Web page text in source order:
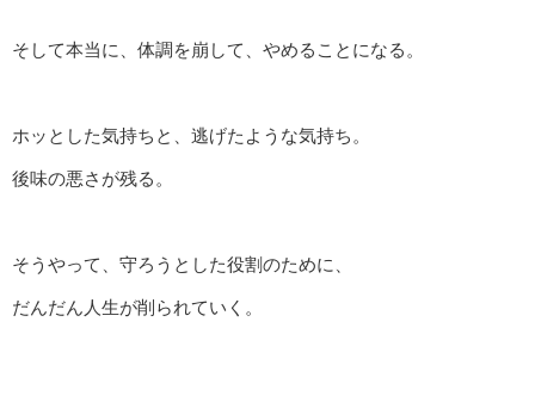
そして本当に、体調を崩して、やめることになる。
ホッとした気持ちと、逃げたような気持ち。
後味の悪さが残る。
そうやって、守ろうとした役割のために、
だんだん人生が削られていく。